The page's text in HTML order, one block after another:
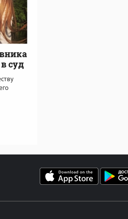
суд